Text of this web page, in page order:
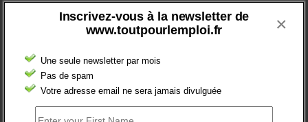
Inscrivez-vous à la newsletter de
www.toutpourlemploi.fr
Une seule newsletter par mois
Pas de spam
Votre adresse email ne sera jamais divulguée
×
BRÈVES EMPLOI
FT : + 100 000 INSCRITS EN 2024